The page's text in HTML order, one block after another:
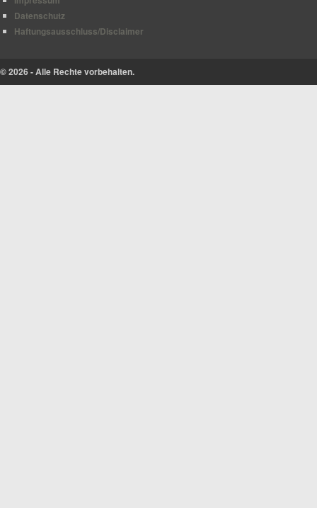
Datenschutz
Haftungsausschluss/Disclaimer
© 2026 - Alle Rechte vorbehalten.